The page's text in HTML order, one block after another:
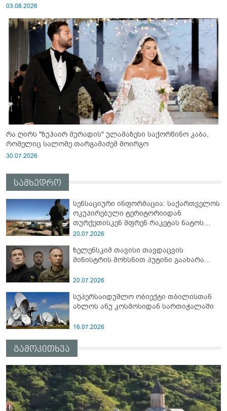
03.08.2026
რა ღირს "ზუჰაირ მურადის" ულამაზესი საქორწინო კაბა,
რომელიც სალომე თარგამაძემ მოირგო
30.07.2026
სამხედრო
სენსაციური ინფორმაცია: საქართველოს
ოკუპირებული ტერიტორიიდან
თურქეთისკენ მფრენ რაკეტას ნატოს
სამიტი კინაღამ ჩაუშლია
20.07.2026
ზელენსკიმ თავისი თავდაცვის
მინისტრის მოხსნით პუტინი გაახარა...
20.07.2026
სუპერსაიდუმლო ობიექტი თბილისთან
ახლოს ანუ კოსმოსიდან სართიჭალაში
16.07.2026
გამოკითხვა